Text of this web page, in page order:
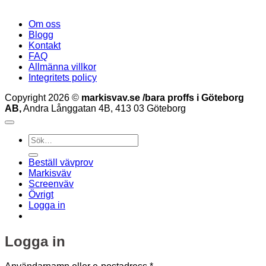
Om oss
Blogg
Kontakt
FAQ
Allmänna villkor
Integritets policy
Copyright 2026 © markisvav.se /bara proffs i Göteborg
AB,Andra Långgatan 4B, 413 03 Göteborg
Sök
efter:
Beställ vävprov
Markisväv
Screenväv
Övrigt
Logga in
Logga in